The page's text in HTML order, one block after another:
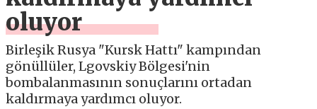
oluyor
Birleşik Rusya "Kursk Hattı" kampından
gönüllüler, Lgovskiy Bölgesi'nin
bombalanmasının sonuçlarını ortadan
kaldırmaya yardımcı oluyor.